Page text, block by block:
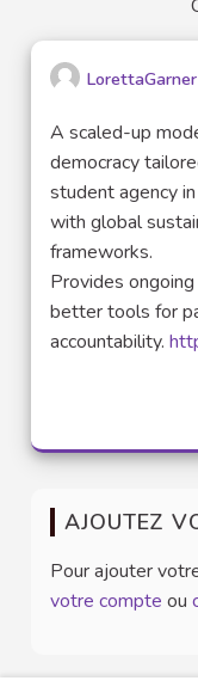
LorettaGarner
A scaled-up
democracy
student agency
with global
frameworks.
Provides
better tools for
accountability.
AJOUTEZ
Pour ajouter
votre compte ou